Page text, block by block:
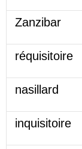
Zanzibar
réquisitoire
nasillard
inquisitoire